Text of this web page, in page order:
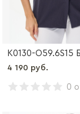
K0130-O59.6S15
4 190 руб.
0